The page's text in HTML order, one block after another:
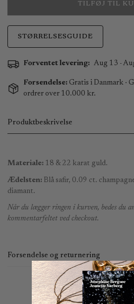
TILFØJ TIL
STØRRELSESGUIDE
Forventet levering: Aug 13 -
Forsendelse: Gratis i Danmark ·
ordrer over 10.000 kr.
Produktbeskrivelse
Materiale: 18 & 22 karat guld.
Ædelsten: Blå safir, 0.09 ct.
diamant.
Når du lægger ringen i kurven, bedes du
kommentarfeltet ved checkout.
Forsendelse og returnering
Du kan bestille online 24 timer i
mandag - torsdag kl. 9:00 - 15:00 og
Ordrer afgivet uden for dette tidsrum